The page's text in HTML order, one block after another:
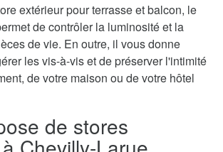
extérieur pour terrasse et balcon, le
de contrôler la luminosité et la
de vie. En outre, il vous donne
les vis-à-vis et de préserver l'intimité
de votre maison ou de votre hôtel
de stores